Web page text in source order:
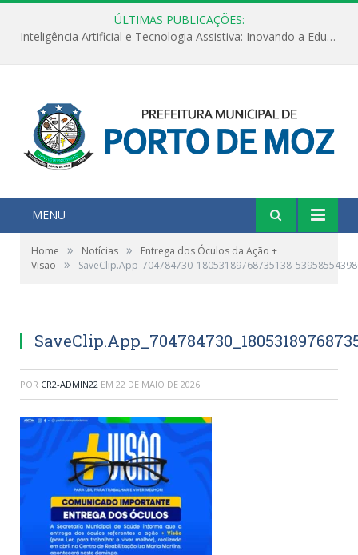
ÚLTIMAS PUBLICAÇÕES:
Inteligência Artificial e Tecnologia Assistiva: Inovando a Educação Especial e Inclusiva
MENU
Home » Notícias »
Entrega dos Óculos da Ação +
Visão
»
POR CR2-ADMIN22 EM 22 DE MAIO DE 2026